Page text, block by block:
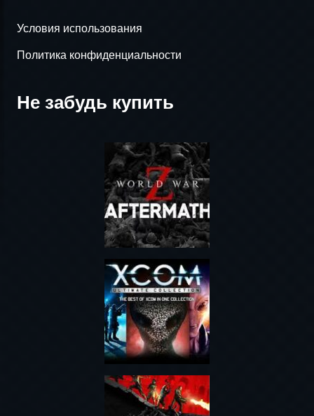
Условия использования
Политика конфиденциальности
Не забудь купить